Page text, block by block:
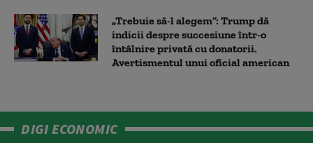
„Trebuie să-l alegem”: Trump dă
indicii despre succesiune într-o
întâlnire privată cu donatorii.
Avertismentul unui oficial american
DIGI ECONOMIC